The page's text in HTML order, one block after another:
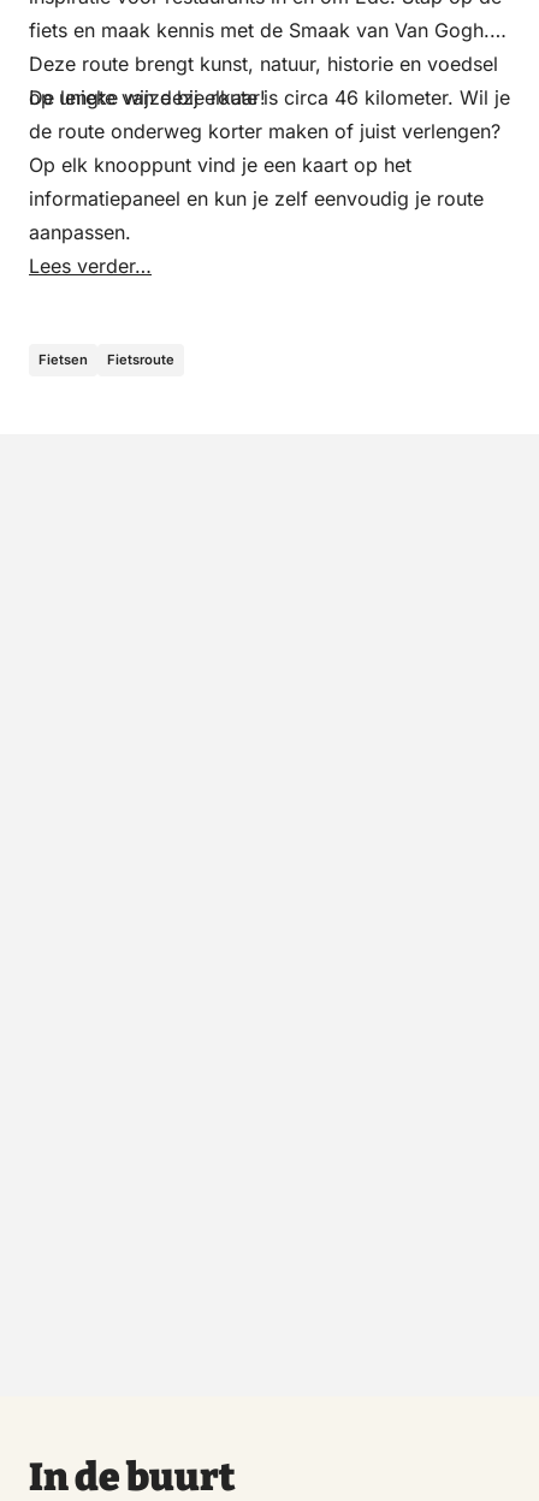
fiets en maak kennis met de Smaak van Van Gogh.
Deze route brengt kunst, natuur, historie en voedsel
op unieke wijze bij elkaar!
De lengte van deze route is circa 46 kilometer. Wil je
de route onderweg korter maken of juist verlengen?
Op elk knooppunt vind je een kaart op het
informatiepaneel en kun je zelf eenvoudig je route
aanpassen.
Lees verder…
Fietsen Fietsroute
In de buurt